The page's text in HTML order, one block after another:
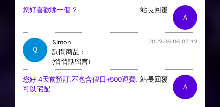
A
站長回覆
您好喜歡哪一個 ?
Q
Simon 2022-06-06 07:12
詢問商品 :
(悄悄話留言)
A
站長回覆
您好 4天前預訂.不包含假日+500運費.
可以宅配